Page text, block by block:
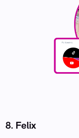
8. Felix